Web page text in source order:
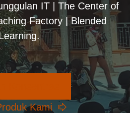
IT | The Center of
Factory | Blended
Kami